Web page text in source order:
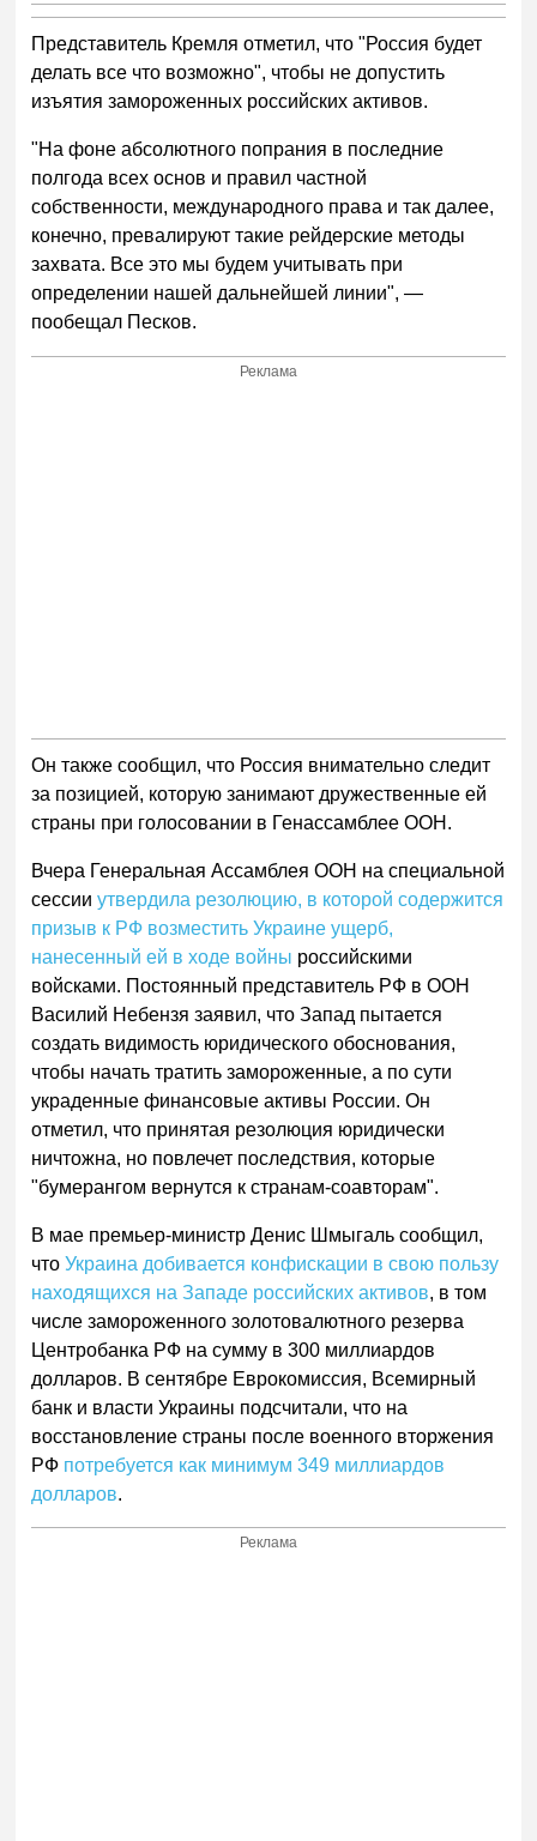
Представитель Кремля отметил, что "Россия будет
делать все что возможно", чтобы не допустить
изъятия замороженных российских активов.
"На фоне абсолютного попрания в последние
полгода всех основ и правил частной
собственности, международного права и так далее,
конечно, превалируют такие рейдерские методы
захвата. Все это мы будем учитывать при
определении нашей дальнейшей линии", —
пообещал Песков.
Реклама
Он также сообщил, что Россия внимательно следит
за позицией, которую занимают дружественные ей
страны при голосовании в Генассамблее ООН.
Вчера Генеральная Ассамблея ООН на специальной
сессииутвердила резолюцию, в которой содержится
призыв к РФ возместить Украине ущерб,
нанесенный ей в ходе войны российскими
войсками. Постоянный представитель РФ в ООН
Василий Небензя заявил, что Запад пытается
создать видимость юридического обоснования,
чтобы начать тратить замороженные, а по сути
украденные финансовые активы России. Он
отметил, что принятая резолюция юридически
ничтожна, но повлечет последствия, которые
"бумерангом вернутся к странам-соавторам".
В мае премьер-министр Денис Шмыгаль сообщил,
чтоУкраина добивается конфискации в свою пользу
находящихся на Западе российских активов, в том
числе замороженного золотовалютного резерва
Центробанка РФ на сумму в 300 миллиардов
долларов. В сентябре Еврокомиссия, Всемирный
банк и власти Украины подсчитали, что на
восстановление страны после военного вторжения
РФ потребуется как минимум 349 миллиардов
долларов.
Реклама